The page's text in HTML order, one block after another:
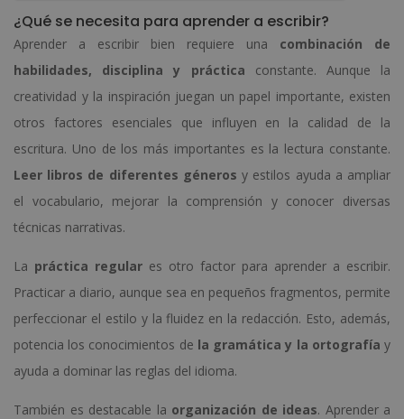
¿Qué se necesita para aprender a escribir?
Aprender a escribir bien requiere una combinación de
habilidades, disciplina y práctica constante. Aunque la
creatividad y la inspiración juegan un papel importante, existen
otros factores esenciales que influyen en la calidad de la
escritura. Uno de los más importantes es la lectura constante.
Leer libros de diferentes géneros y estilos ayuda a ampliar
el vocabulario, mejorar la comprensión y conocer diversas
técnicas narrativas.
La práctica regular es otro factor para aprender a escribir.
Practicar a diario, aunque sea en pequeños fragmentos, permite
perfeccionar el estilo y la fluidez en la redacción. Esto, además,
potencia los conocimientos de la gramática y la ortografía y
ayuda a dominar las reglas del idioma.
También es destacable la organización de ideas. Aprender a